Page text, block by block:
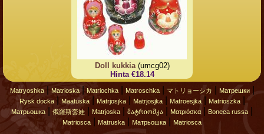
Doll kukkia(umcg02)
Hinta €18.14
Matryoshka| Matrioska| Matriochka| Matroschka| マトリョーシカ Матрешки|
Rysk docka| Maatuska| Matrjosjka| Matrjosjka| Matroesjka| Matrioszka|
Матрьошка 俄羅斯套娃 Matrjoska მატრიოშკა Ματριόσκα Boneca russa
Matriosca Matruska Матрьошка Matriosca